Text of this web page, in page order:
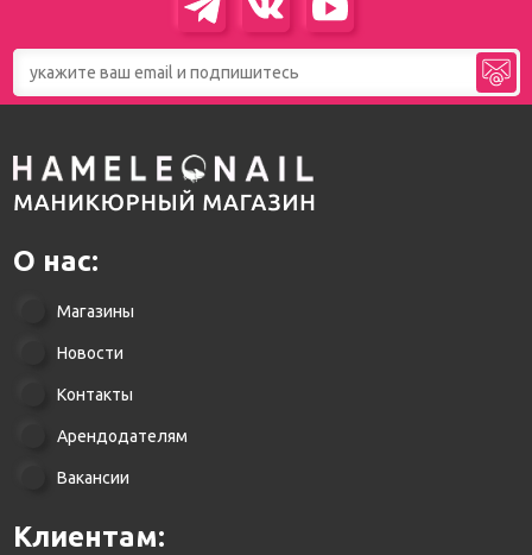
О нас:
Магазины
Новости
Контакты
Арендодателям
Вакансии
Клиентам: